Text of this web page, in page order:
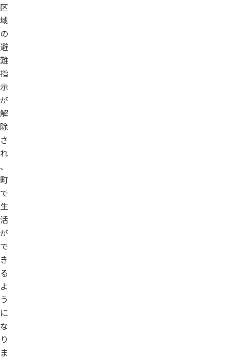
区
域
の
避
難
指
示
が
解
除
さ
れ
、
町
で
生
活
が
で
き
る
よ
う
に
な
り
ま